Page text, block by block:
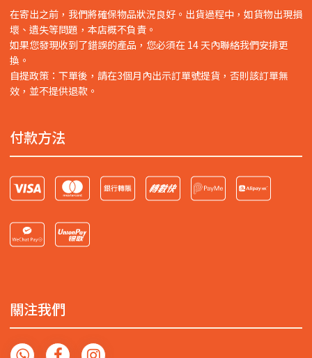
在寄出之前，我們將確保物品狀況良好。出貨過程中，如貨物出現損
壞、遺失等問題，本店概不負責。
如果您發現收到了錯誤的產品，您必須在 14 天內聯絡我們安排更
換。
自提政策：下單後，請在3個月內出示訂單號提貨，否則該訂單無
效，並不提供退款。
付款方法
關注我們